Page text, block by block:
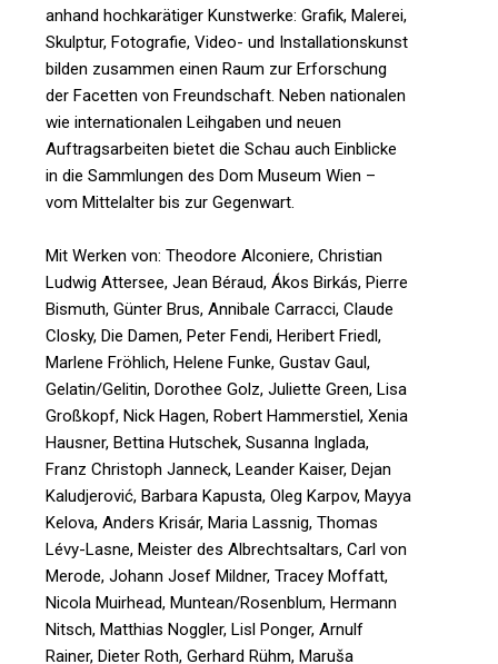
anhand hochkarätiger Kunstwerke: Grafik, Malerei,
Skulptur, Fotografie, Video- und Installationskunst
bilden zusammen einen Raum zur Erforschung
der Facetten von Freundschaft. Neben nationalen
wie internationalen Leihgaben und neuen
Auftragsarbeiten bietet die Schau auch Einblicke
in die Sammlungen des Dom Museum Wien –
vom Mittelalter bis zur Gegenwart.
Mit Werken von: Theodore Alconiere, Christian
Ludwig Attersee, Jean Béraud, Ákos Birkás, Pierre
Bismuth, Günter Brus, Annibale Carracci, Claude
Closky, Die Damen, Peter Fendi, Heribert Friedl,
Marlene Fröhlich, Helene Funke, Gustav Gaul,
Gelatin/Gelitin, Dorothee Golz, Juliette Green, Lisa
Großkopf, Nick Hagen, Robert Hammerstiel, Xenia
Hausner, Bettina Hutschek, Susanna Inglada,
Franz Christoph Janneck, Leander Kaiser, Dejan
Kaludjerović, Barbara Kapusta, Oleg Karpov, Mayya
Kelova, Anders Krisár, Maria Lassnig, Thomas
Lévy-Lasne, Meister des Albrechtsaltars, Carl von
Merode, Johann Josef Mildner, Tracey Moffatt,
Nicola Muirhead, Muntean/Rosenblum, Hermann
Nitsch, Matthias Noggler, Lisl Ponger, Arnulf
Rainer, Dieter Roth, Gerhard Rühm, Maruša